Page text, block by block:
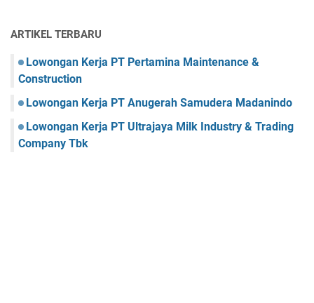
ARTIKEL TERBARU
Lowongan Kerja PT Pertamina Maintenance &
Construction
Lowongan Kerja PT Anugerah Samudera Madanindo
Lowongan Kerja PT Ultrajaya Milk Industry & Trading
Company Tbk